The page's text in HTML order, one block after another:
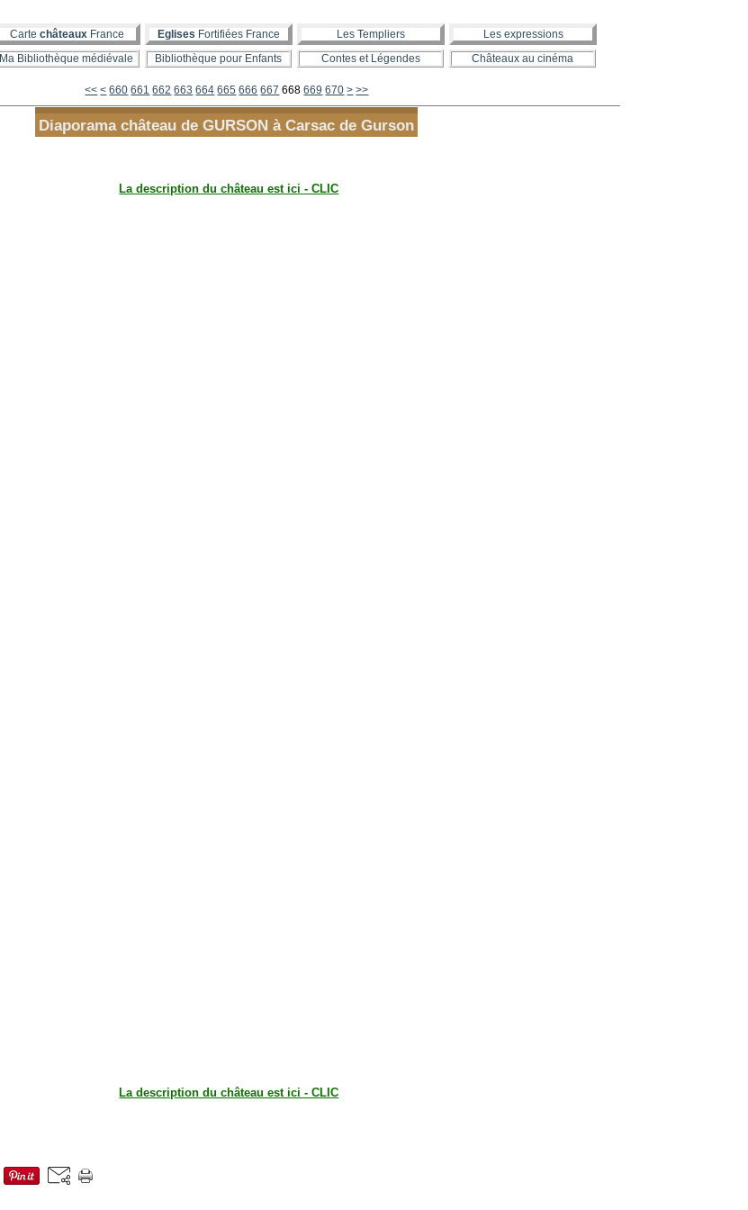
Carte châteauxFrance Eglises Fortifiées France Les Templiers
Les expressions
Ma Bibliothèque médiévale Bibliothèque pour Enfants Contes et Légendes Châteaux au cinéma
<< < 600
610
620
630
640
650
660 661 662 663 664 665 666 667 668 669 670 680
690
700
800
900
1000
> >>
Diaporama château de GURSON à Carsac de Gurson
La description du château est ici - CLIC
La description du château est ici - CLIC